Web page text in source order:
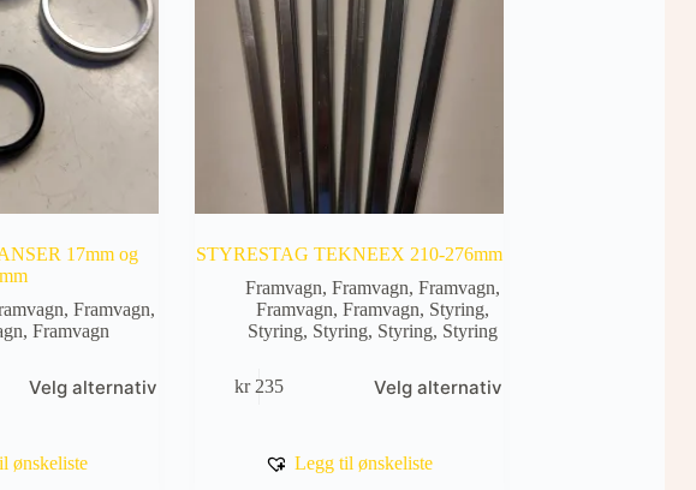
17mm og
,Framvagn,
,Framvagn
Velg alternativ
ønskeliste
STYRESTAG TEKNEEX 210-276mm
Framvagn,Framvagn,Framvagn,
Framvagn,Framvagn, Styring,
Styring, Styring, Styring, Styring
kr235 Velg alternativ
produktet
Alternativene
Legg til ønskeliste